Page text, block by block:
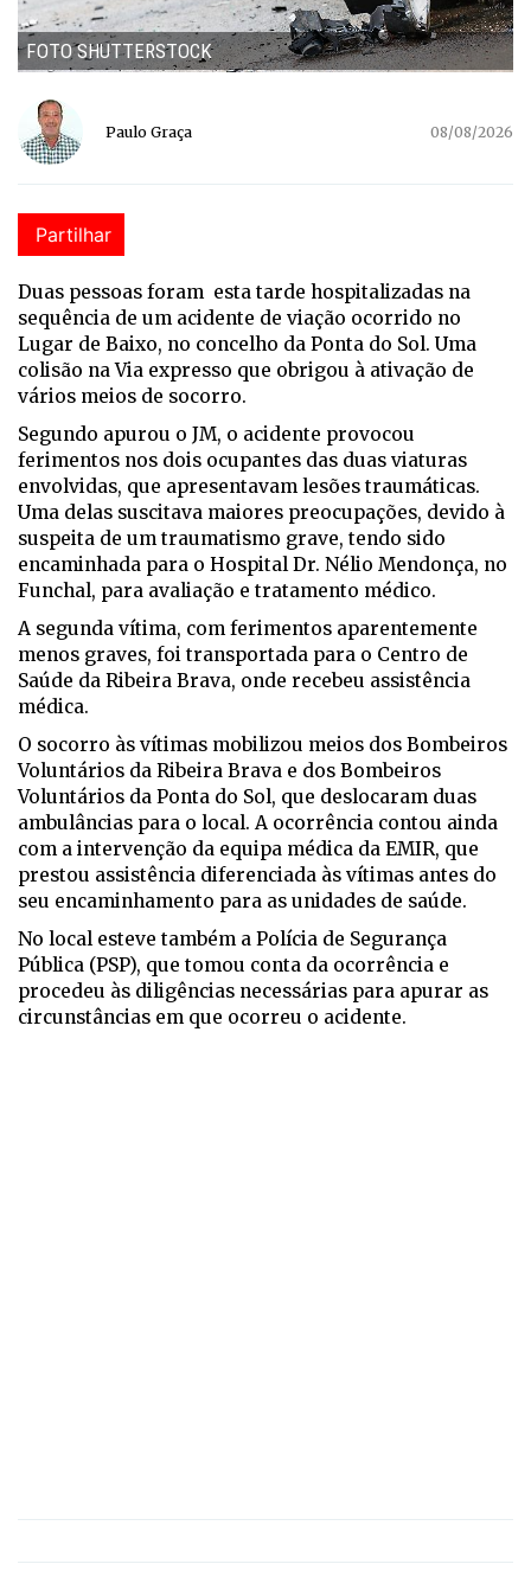
FOTO SHUTTERSTOCK
Paulo Graça 08/08/2026
Partilhar
Duas pessoas foram esta tarde hospitalizadas na
sequência de um acidente de viação ocorrido no
Lugar de Baixo, no concelho da Ponta do Sol. Uma
colisão na Via expresso que obrigou à ativação de
vários meios de socorro.
Segundo apurou o JM, o acidente provocou
ferimentos nos dois ocupantes das duas viaturas
envolvidas, que apresentavam lesões traumáticas.
Uma delas suscitava maiores preocupações, devido à
suspeita de um traumatismo grave, tendo sido
encaminhada para o Hospital Dr. Nélio Mendonça, no
Funchal, para avaliação e tratamento médico.
A segunda vítima, com ferimentos aparentemente
menos graves, foi transportada para o Centro de
Saúde da Ribeira Brava, onde recebeu assistência
médica.
O socorro às vítimas mobilizou meios dos Bombeiros
Voluntários da Ribeira Brava e dos Bombeiros
Voluntários da Ponta do Sol, que deslocaram duas
ambulâncias para o local. A ocorrência contou ainda
com a intervenção da equipa médica da EMIR, que
prestou assistência diferenciada às vítimas antes do
seu encaminhamento para as unidades de saúde.
No local esteve também a Polícia de Segurança
Pública (PSP), que tomou conta da ocorrência e
procedeu às diligências necessárias para apurar as
circunstâncias em que ocorreu o acidente.